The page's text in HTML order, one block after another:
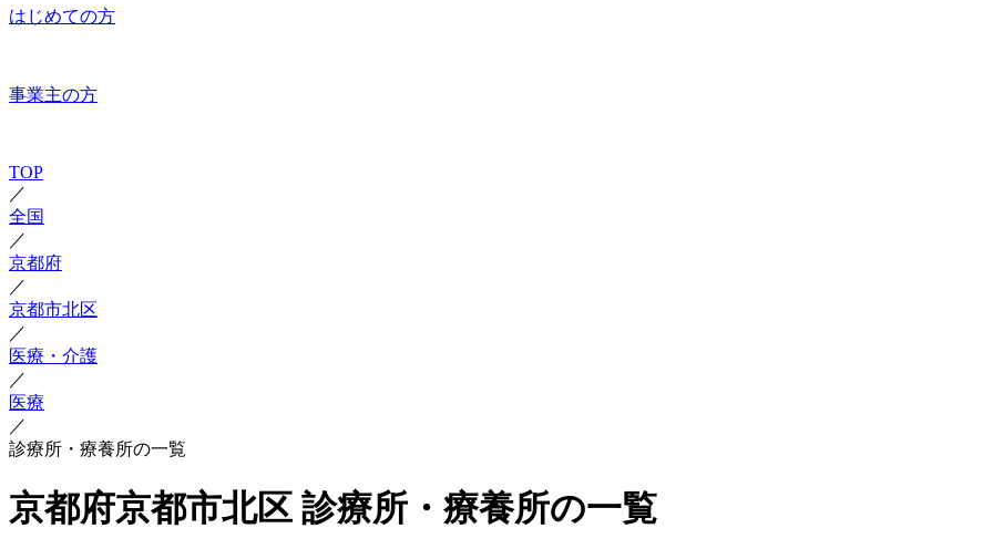
はじめての方
事業主の方
TOP
／
全国
／
京都府
／
京都市北区
／
医療・介護
／
医療
／
診療所・療養所の一覧
京都府京都市北区 診療所・療養所の一覧